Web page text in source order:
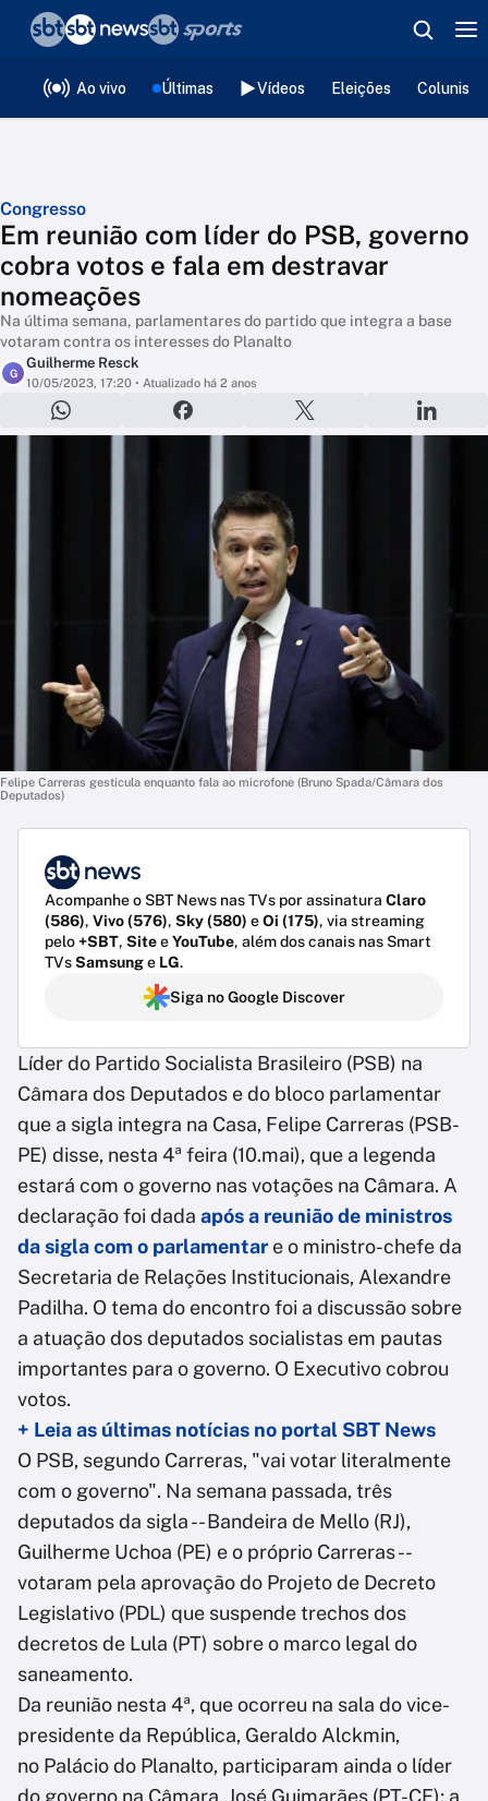
Ao vivo Últimas Vídeos Eleições
Congresso
Em reunião com líder do PSB, governo
cobra votos e fala em destravar
nomeações
Na última semana, parlamentares do partido que integra a base
votaram contra os interesses do Planalto
G
Guilherme Resck
10/05/2023, 17:20 • Atualizado há 2 anos
Felipe Carreras gesticula enquanto fala ao microfone (Bruno Spada/Câmara dos
Deputados)
Acompanhe o SBT News nas TVs por assinatura Claro
(586), Vivo (576), Sky (580) eOi (175), via streaming
pelo+SBT, SiteeYouTube, além dos canais nas Smart
TVsSamsunge LG.
Siga no Google Discover
Líder do Partido Socialista Brasileiro (PSB) na
Câmara dos Deputados e do bloco parlamentar
que a sigla integra na Casa, Felipe Carreras (PSB-
PE) disse, nesta 4ª feira (10.mai), que a legenda
estará com o governo nas votações na Câmara. A
declaração foi dada após a reunião de ministros
da sigla com o parlamentar e o ministro-chefe da
Secretaria de Relações Institucionais, Alexandre
Padilha. O tema do encontro foi a discussão sobre
a atuação dos deputados socialistas em pautas
importantes para o governo. O Executivo cobrou
votos.
+ Leia as últimas notícias no portal SBT News
O PSB, segundo Carreras, "vai votar literalmente
com o governo". Na semana passada, três
deputados da sigla -- Bandeira de Mello (RJ),
Guilherme Uchoa (PE) e o próprio Carreras --
votaram pela aprovação do Projeto de Decreto
Legislativo (PDL) que suspende trechos dos
decretos de Lula (PT) sobre o marco legal do
saneamento.
Da reunião nesta 4ª, que ocorreu na sala do vice-
presidente da República, Geraldo Alckmin,
no Palácio do Planalto, participaram ainda o líder
❮voltar
Editorias